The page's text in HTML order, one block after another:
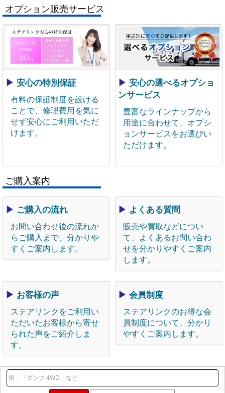
オプション販売サービス
▶ 安心の特別保証
有料の保証制度を設ける
ことで、修理費用を気に
せず安心にご利用いただ
けます。
▶ 安心の選べるオプショ
ンサービス
豊富なラインナップから
用途に合わせて、オプシ
ョンサービスをお選びい
ただけます。
ご購入案内
▶ ご購入の流れ
お問い合わせ後の流れか
らご購入まで、分かりや
すくご案内します。
▶ よくある質問
販売や買取などについ
て、よくあるお問い合わ
せを分かりやすくご案内
します。
▶ お客様の声
ステアリンクをご利用い
ただいたお客様から寄せ
られた声をご紹介しま
す。
▶ 会員制度
ステアリンクのお得な会
員制度について、分かり
やすくご案内します。